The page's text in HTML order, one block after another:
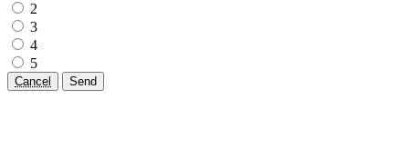
2
3
4
5
Cancel Send